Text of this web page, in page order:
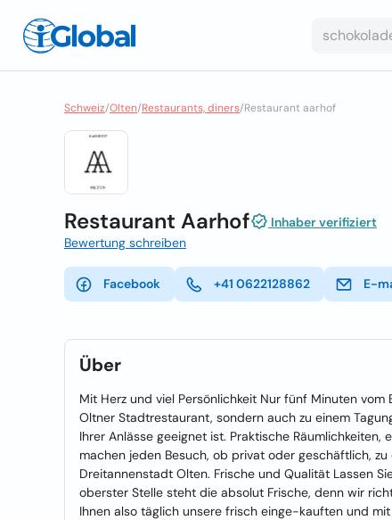
Schweiz/Olten/Restaurants, diners/Restaurant aarhof
Restaurant Aarhof Inhaber verifiziert
Bewertung schreiben
Facebook +41 0622128862 E-
Über
Mit Herz und viel Persönlichkeit Nur fünf Minuten
Oltner Stadtrestaurant, sondern auch zu einem
Ihrer Anlässe geeignet ist. Praktische
machen jeden Besuch, ob privat oder geschäftlich, zu
Dreitannenstadt Olten. Frische und Qualität Lassen
oberster Stelle steht die absolut Frische, denn wir
Ihnen also täglich unsere frisch einge-kauften und